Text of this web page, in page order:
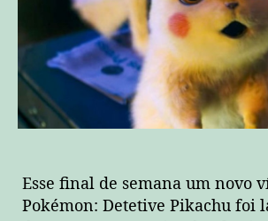
Esse final de semana um novo
Pokémon: Detetive Pikachu foi